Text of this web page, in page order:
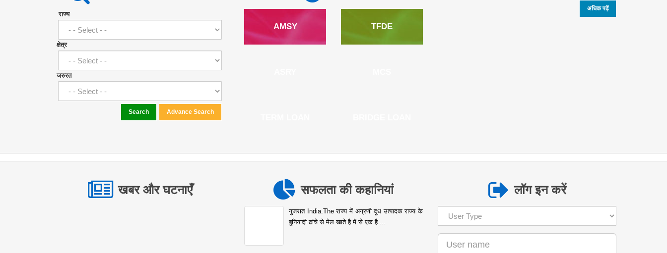
राज्य
क्षेत्र
जरुरत
Search Advance Search
AMSY TFDE
अधिक पढ़ें
खबर और घटनाएँ सफलता की कहानियां
गुजरात India.The राज्य में अग्रणी दूध उत्पादक राज्य के
बुनियादी ढांचे से मेल खाते है में से एक है ...
लॉग इन करें